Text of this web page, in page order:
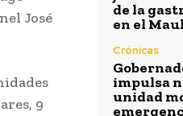
José
9
de la
en el
Crónicas
impulsa
unidad